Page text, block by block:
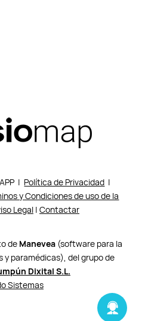
| Política de Privacidad |
y Condiciones de uso de la
Legal| Contactar
de Manevea (software para la
paramédicas), del grupo de
Dixital S.L.
Sistemas